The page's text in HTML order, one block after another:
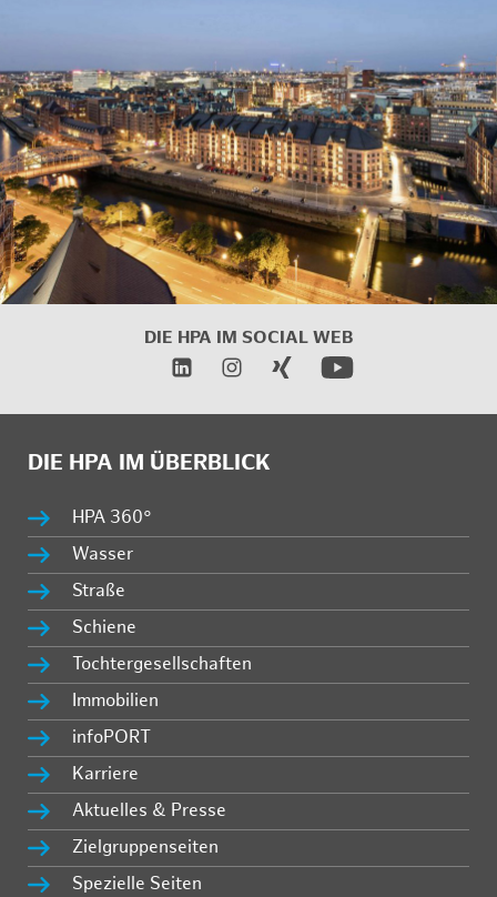
DIE HPA IM SOCIAL WEB
DIE HPA IM ÜBERBLICK
HPA 360°
Wasser
Straße
Schiene
Tochtergesellschaften
Immobilien
infoPORT
Karriere
Aktuelles & Presse
Zielgruppenseiten
Spezielle Seiten